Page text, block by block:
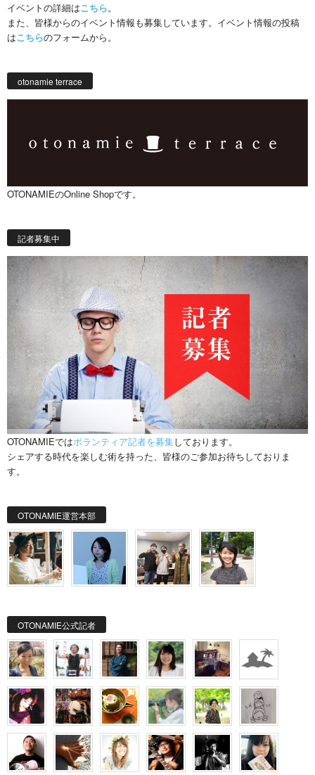
イベントの詳細はこちら。
また、皆様からのイベント情報も募集しています。イベント情報の投稿
はこちらのフォームから。
otonamie terrace
OTONAMIEのOnline Shopです。
記者募集中
OTONAMIEではボランティア記者を募集しております。
シェアする時代を楽しむ術を持った、皆様のご参加お待ちしておりま
す。
OTONAMIE運営本部
OTONAMIE公式記者